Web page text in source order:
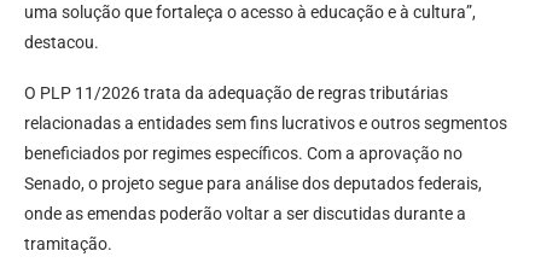
uma solução que fortaleça o acesso à educação e à cultura”,
destacou.
O PLP 11/2026 trata da adequação de regras tributárias
relacionadas a entidades sem fins lucrativos e outros segmentos
beneficiados por regimes específicos. Com a aprovação no
Senado, o projeto segue para análise dos deputados federais,
onde as emendas poderão voltar a ser discutidas durante a
tramitação.